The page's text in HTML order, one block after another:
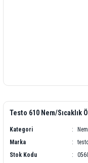
Testo 610 Nem/Sıcaklık
Kategori
Marka
Stok Kodu